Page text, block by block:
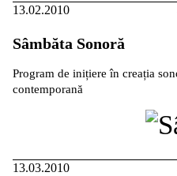
13.02.2010
Sâmbăta Sonoră
Program de inițiere în creația
contemporană
13.03.2010